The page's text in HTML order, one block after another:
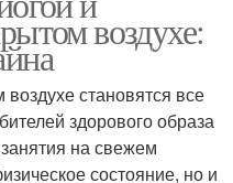
воздухе:
становятся все
здорового образа
на свежем
состояние, но и